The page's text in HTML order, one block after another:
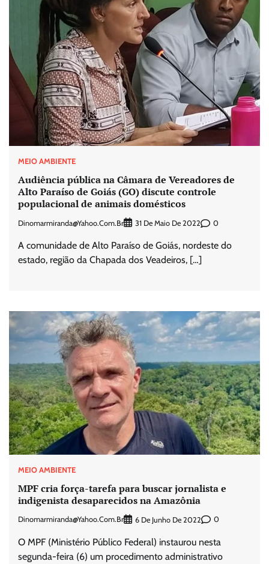
MEIO AMBIENTE
Audiência pública na Câmara de Vereadores de
Alto Paraíso de Goiás (GO) discute controle
populacional de animais domésticos
Dinomarmiranda@yahoo.com.br 31 De Maio De 2022 0
A comunidade de Alto Paraíso de Goiás, nordeste do
estado, região da Chapada dos Veadeiros, […]
MEIO AMBIENTE
MPF cria força-tarefa para buscar jornalista e
indigenista desaparecidos na Amazônia
Dinomarmiranda@yahoo.com.br 6 De Junho De 2022 0
O MPF (Ministério Público Federal) instaurou nesta
segunda-feira (6) um procedimento administrativo